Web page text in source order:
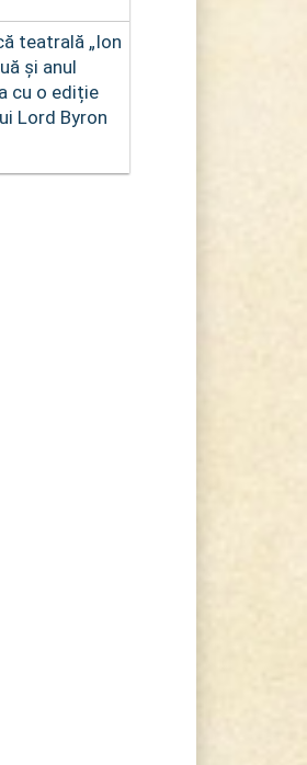
teatrală „Ion
și anul
cu o ediție
Lord Byron